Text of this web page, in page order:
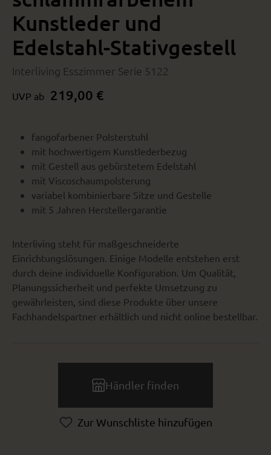
Kunstleder und
Edelstahl-Stativgestell
Interliving Esszimmer Serie 5122
UVP ab 219,00 €
fangofarbener Polsterstuhl
mit hochwertigem Kunstlederbezug
mit Gestell aus gebürstetem Edelstahl
mit Viscoschaumpolsterung
variabel kombinierbare Sitze und Gestelle
mit 5 Jahren Herstellergarantie
Interliving steht für maßgeschneiderte
Einrichtungslösungen. Einige Modelle entstehen erst
durch deine individuelle Konfiguration. Um Qualität,
Planungssicherheit und perfekte Umsetzung zu
gewährleisten, sind diese Produkte über unsere
Fachhandelspartner erhältlich und nicht online bestellbar.
Händler finden
Zur Wunschliste hinzufügen